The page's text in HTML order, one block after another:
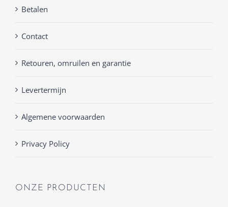
Betalen
Contact
Retouren, omruilen en garantie
Levertermijn
Algemene voorwaarden
Privacy Policy
ONZE PRODUCTEN